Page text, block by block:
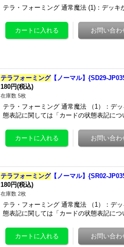
テラ・フォーミング 通常魔法 (1)：デッキ
テラフォーミング【ノーマル】{SD29-
180円(税込)
在庫数 5枚
テラ・フォーミング 通常魔法 （1）：デ
態表記に関しては「カードの状態表記に
テラフォーミング【ノーマル】{SR02-
180円(税込)
在庫数 2枚
テラ・フォーミング 通常魔法 （1）：デ
態表記に関しては「カードの状態表記に